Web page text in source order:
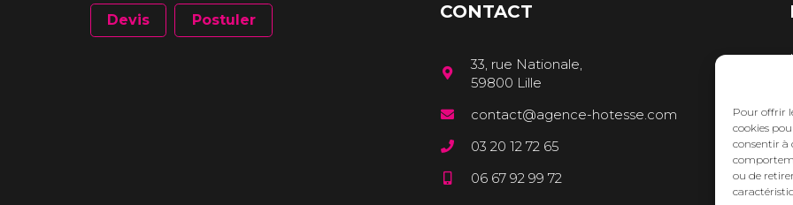
Pour offrir
cookies
consentir à
ou de
Devis Postuler CONTACT
33, rue Nationale,
59800 Lille
contact@agence-hotesse.com
03 20 12 72 65
06 67 92 99 72